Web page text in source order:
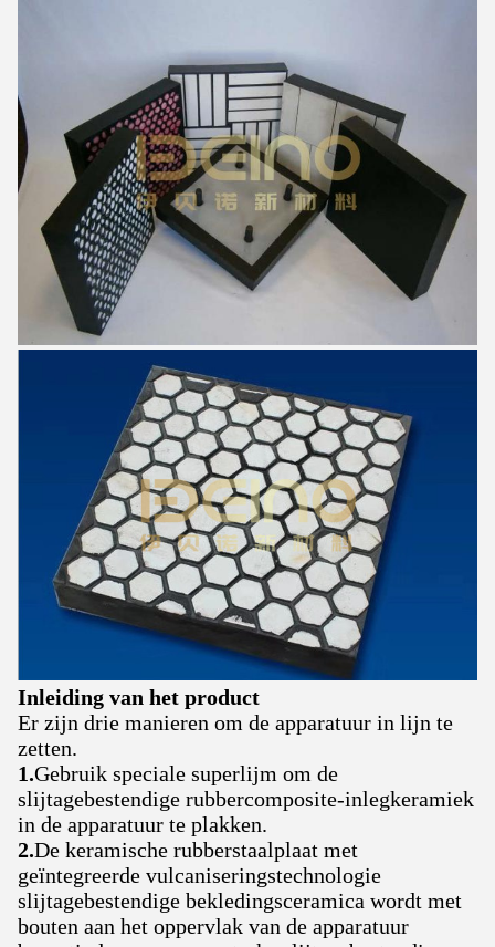
Inleiding van het product
Er zijn drie manieren om de apparatuur in lijn te
zetten.
1.Gebruik speciale superlijm om de
slijtagebestendige rubbercomposite-inlegkeramiek
in de apparatuur te plakken.
2.De keramische rubberstaalplaat met
geïntegreerde vulcaniseringstechnologie
slijtagebestendige bekledingsceramica wordt met
bouten aan het oppervlak van de apparatuur